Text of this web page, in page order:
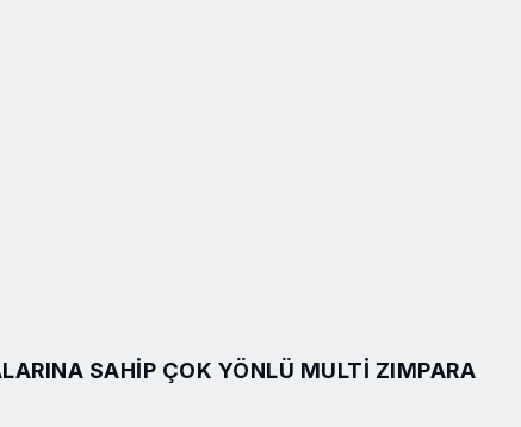
SAHIP ÇOK YÖNLÜ MULTI ZIMPARA